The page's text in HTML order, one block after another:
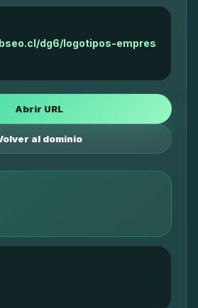
dg6/logotipos-empres
Abrir URL
al dominio